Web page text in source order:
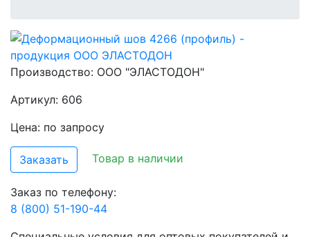
Производство: ООО "ЭЛАСТОДОН"
Артикул: 606
Цена: по запросу
Заказать Товар в наличии
Заказ по телефону:
8 (800) 51-190-44